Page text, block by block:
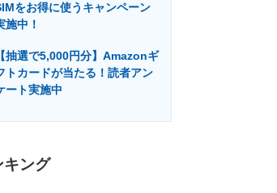
をお得に使うキャンペーン
施中！
【抽選で5,000円分】Amazonギ
トカードが当たる！読者アン
ート実施中
キング